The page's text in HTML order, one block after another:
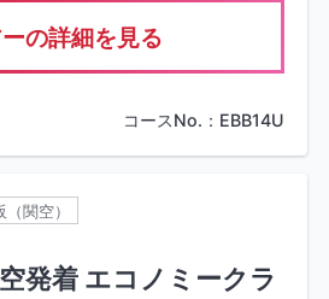
の詳細を見る
コースNo.：EBB14U
（関空）
発着 エコノミークラ